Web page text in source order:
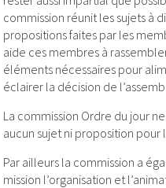
commission réunit les sujets à
propositions faites par les
aide ces membres à
éléments nécessaires pour
éclairer la décision de
La commission Ordre du jour
aucun sujet ni proposition pour
Par ailleurs la commission a
mission l’organisation et